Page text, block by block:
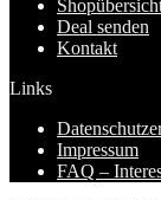
Deal senden
Kontakt
Links
Impressum
FAQ –